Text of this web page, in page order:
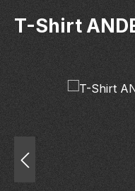
T-Shirt
Bildergalerie